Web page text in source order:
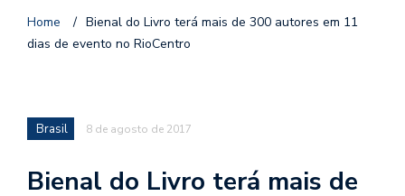
Home / Bienal do Livro terá mais de 300 autores em 11
dias de evento no RioCentro
Brasil 8 de agosto de 2017
Bienal do Livro terá mais de